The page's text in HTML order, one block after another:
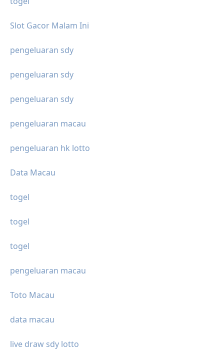
Slot Gacor Malam Ini
pengeluaran sdy
pengeluaran sdy
pengeluaran sdy
pengeluaran macau
pengeluaran hk lotto
Data Macau
togel
togel
togel
pengeluaran macau
Toto Macau
data macau
live draw sdy lotto